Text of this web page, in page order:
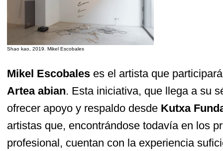
Shao kao, 2019. Mikel Escobales
Mikel Escobales es el artista que
Artea abian. Esta iniciativa, que llega a su
ofrecer apoyo y respaldo desde Kutxa
artistas que, encontrándose todavía en los
profesional, cuentan con la experiencia